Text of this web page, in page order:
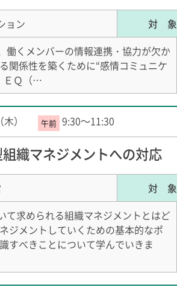
ョン 対 象
働くメンバーの情報連携・協力が欠か
関係性を築くために“感情コミュニケ
ＥＱ（…
） 9:30～11:30
織マネジメントへの対応
対 象
て求められる組織マネジメントとはど
ジメントしていくための基本的なポ
すべきことについて学んでいきま